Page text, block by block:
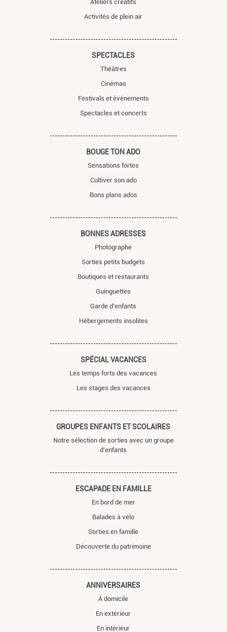
Ateliers créatifs
Activités de plein air
SPECTACLES
Théâtres
Cinémas
Festivals et événements
Spectacles et concerts
BOUGE TON ADO
Sensations fortes
Cultiver son ado
Bons plans ados
BONNES ADRESSES
Photographe
Sorties petits budgets
Boutiques et restaurants
Guinguettes
Garde d'enfants
Hébergements insolites
SPÉCIAL VACANCES
Les temps forts des vacances
Les stages des vacances
GROUPES ENFANTS ET SCOLAIRES
Notre sélection de sorties avec un groupe
d'enfants
ESCAPADE EN FAMILLE
En bord de mer
Balades à vélo
Sorties en famille
Découverte du patrimoine
ANNIVERSAIRES
À domicile
En extérieur
En intérieur